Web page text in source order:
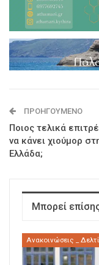
ΠΡΟΗΓΟΎΜΕΝΟ
Ποιος τελικά
να κάνει χιούμορ
Ελλάδα;
Μπορεί
Ανακοινώσεις _